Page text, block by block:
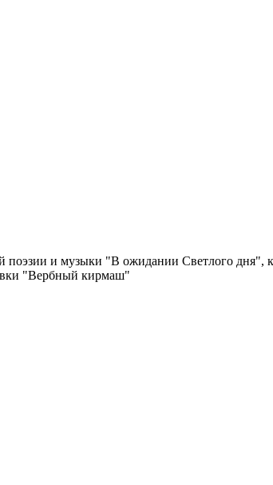
поэзии и музыки "В ожидании Светлого дня",
"Вербный кирмаш"